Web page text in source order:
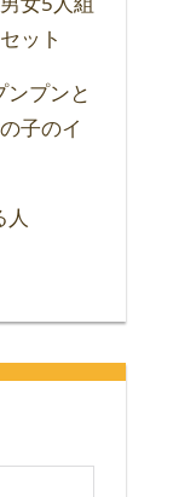
ット
ンプンと
子のイ
人